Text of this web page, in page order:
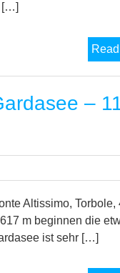
[…]
–
Altissimo, Torbole,
m beginnen die
ist sehr […]